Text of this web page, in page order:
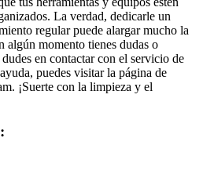
La verdad, dedicarle un
regular puede alargar mucho la
algún momento tienes dudas o
en contactar con el servicio de
puedes visitar la página de
¡Suerte con la limpieza y el